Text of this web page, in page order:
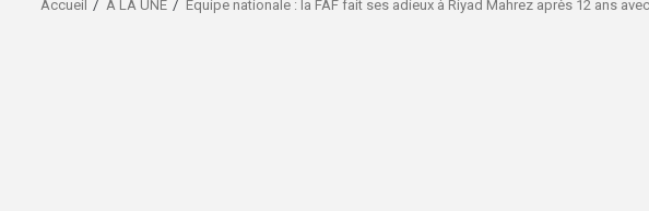
Accueil A LA UNE Équipe nationale : la FAF fait ses adieux à Riyad Mahrez après 12 ans